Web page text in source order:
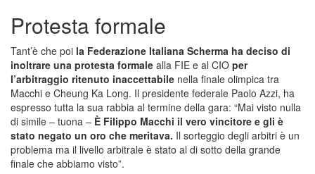
Protesta formale
Tant’è che poi la Federazione Italiana Scherma ha deciso di
inoltrare una protesta formale alla FIE e al CIO per
l’arbitraggio ritenuto inaccettabile nella finale olimpica tra
Macchi e Cheung Ka Long. Il presidente federale Paolo Azzi, ha
espresso tutta la sua rabbia al termine della gara: “Mai visto nulla
di simile – tuona – È Filippo Macchi il vero vincitore e gli è
stato negato un oro che meritava. Il sorteggio degli arbitri è un
problema ma il livello arbitrale è stato al di sotto della grande
finale che abbiamo visto”.